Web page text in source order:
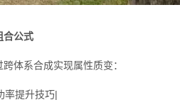
合公式
体系合成实现属性质变：
率提升技巧|